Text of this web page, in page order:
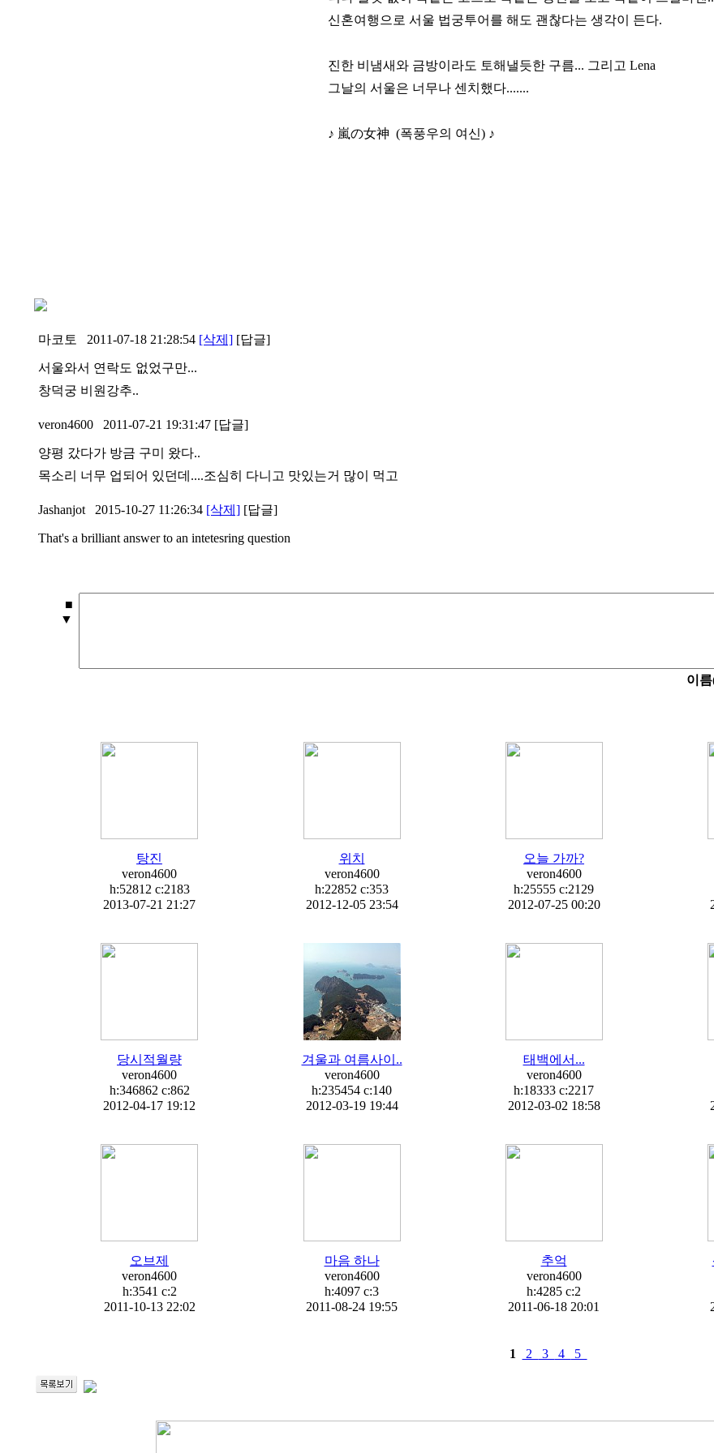
신혼여행으로 서울 법궁투어를 해도 괜찮다는 생각이 든다.
진한 비냄새와 금방이라도 토해낼듯한 구름... 그리고 Lena
그날의 서울은 너무나 센치했다.......
♪ 嵐の女神 (폭풍우의 여신) ♪
마코토 2011-07-18 21:28:54 [삭제] [답글]
서울와서 연락도 없었구만...
창덕궁 비원강추..
veron4600 2011-07-21 19:31:47 [답글]
양평 갔다가 방금 구미 왔다..
목소리 너무 업되어 있던데....조심히 다니고 맛있는거 많이 먹고
Jashanjot 2015-10-27 11:26:34 [삭제] [답글]
That's a brilliant answer to an intetesring question
■
▼
이
탕진
veron4600
h:52812 c:2183
2013-07-21 21:27
위치
veron4600
h:22852 c:353
2012-12-05 23:54
오늘 가까?
veron4600
h:25555 c:2129
2012-07-25 00:20
당시적월량
veron4600
h:346862 c:862
2012-04-17 19:12
겨울과 여름사이..
veron4600
h:235454 c:140
2012-03-19 19:44
태백에서...
veron4600
h:18333 c:2217
2012-03-02 18:58
오브제
veron4600
h:3541 c:2
2011-10-13 22:02
마음 하나
veron4600
h:4097 c:3
2011-08-24 19:55
추억
veron4600
h:4285 c:2
2011-06-18 20:01
1 2 3 4 5